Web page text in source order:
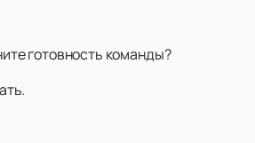
готовность команды?